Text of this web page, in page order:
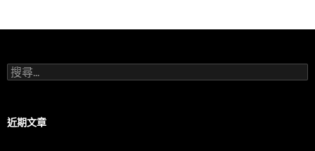
搜
尋
字:
近期文章